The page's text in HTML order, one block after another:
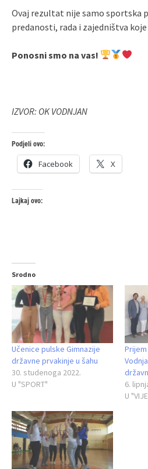
Ovaj rezultat nije samo sportska
predanosti, rada i zajedništva
Ponosni smo na vas!
IZVOR: OK VODNJAN
Podjeli ovo:
Facebook X
Lajkaj ovo:
Srodno
Učenice pulske Gimnazije
državne prvakinje u šahu
30. studenoga 2022.
U "SPORT"
6.
U